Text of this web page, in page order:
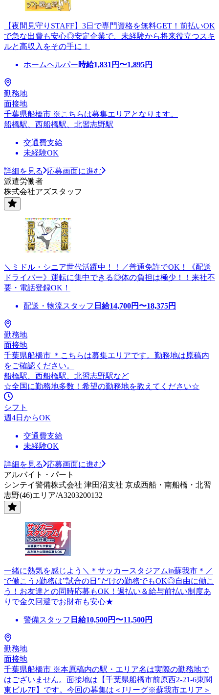
【夜間見守りSTAFF】3日で専門資格を無料GET！前払いOK
で急な出費も安心◎安定企業で、未経験から将来役立つスキ
ルと高収入をその手に！
ホームヘルパー時給1,831 円〜1,895円
勤務地
面接地
千葉県船橋市 ※こちらは募集エリアとなります。
船橋駅、西船橋駅、北習志野駅
交通費支給
未経験OK
詳細を見る
応募画面に進む
派遣労働者
株式会社アズスタッフ
＼ミドル・シニア世代活躍中！！／普通免許でOK！《配送
ドライバー》運転に集中できる◎体の負担は極少！！来社不
要・電話登録OK！
配送・物流スタッフ 日給14,700円〜18,375円
勤務地
面接地
千葉県船橋市 ＊こちらは募集エリアです。勤務地は原稿内
をご確認ください。
船橋駅、西船橋駅、北習志野駅など
☆全国に勤務地多数！希望の勤務地を教えてください☆
シフト
週4日からOK
交通費支給
未経験OK
詳細を見る
応募画面に進む
アルバイト・パート
シンテイ警備株式会社 津田沼支社 京成西船・南船橋・北習
志野(46)エリア/A3203200132
一緒に熱気を感じよう＼＊サッカースタジアムin蘇我市＊／
で働こう♪勤務は”試合の日”だけの勤務でもOK◎自由に働こ
う！お友達との同時応募もOK！週払い＆給与前払い制度あ
りで金欠回避でお財布も安心★
警備スタッフ 日給10,500円〜11,500円
勤務地
面接地
千葉県船橋市 ※本原稿内の駅・エリア名は実際の勤務地で
はございません。面接地は【千葉県船橋市前原西2-21-6東関
東ビル7F】です。今回の募集は＜Jリーグ※蘇我市エリア＞